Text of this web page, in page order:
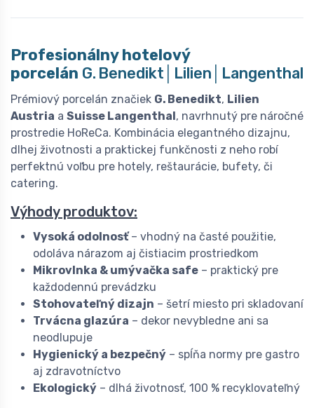
Profesionálny hotelový
porcelán G. Benedikt│Lilien│Langenthal
Prémiový porcelán značiek G. Benedikt, Lilien
Austria a Suisse Langenthal , navrhnutý pre náročné
prostredie HoReCa. Kombinácia elegantného dizajnu,
dlhej životnosti a praktickej funkčnosti z neho robí
perfektnú voľbu pre hotely, reštaurácie, bufety, či
catering.
Výhody produktov:
Vysoká odolnosť– vhodný na časté použitie,
odoláva nárazom aj čistiacim prostriedkom
Mikrovlnka & umývačka safe – praktický pre
každodennú prevádzku
Stohovateľný dizajn – šetrí miesto pri skladovaní
Trvácna glazúra – dekor nevybledne ani sa
neodlupuje
Hygienický a bezpečný – spĺňa normy pre gastro
aj zdravotníctvo
Ekologický – dlhá životnosť, 100 % recyklovateľný